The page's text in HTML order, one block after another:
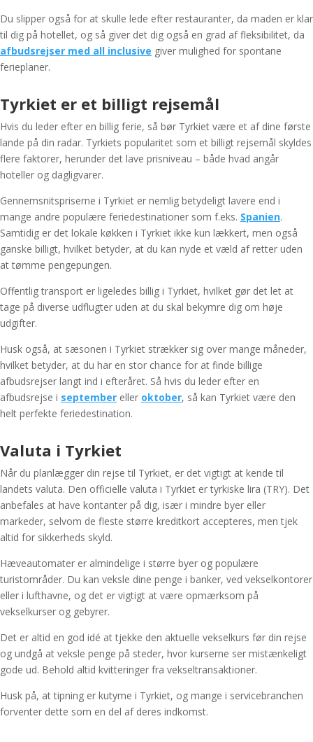
Du slipper også for at skulle lede efter restauranter, da maden er klar
til dig på hotellet, og så giver det dig også en grad af fleksibilitet, da
afbudsrejser med all inclusive giver mulighed for spontane
ferieplaner.
Tyrkiet er et billigt rejsemål
Hvis du leder efter en billig ferie, så bør Tyrkiet være et af dine første
lande på din radar. Tyrkiets popularitet som et billigt rejsemål skyldes
flere faktorer, herunder det lave prisniveau – både hvad angår
hoteller og dagligvarer.
Gennemsnitspriserne i Tyrkiet er nemlig betydeligt lavere end i
mange andre populære feriedestinationer som f.eks. Spanien.
Samtidig er det lokale køkken i Tyrkiet ikke kun lækkert, men også
ganske billigt, hvilket betyder, at du kan nyde et væld af retter uden
at tømme pengepungen.
Offentlig transport er ligeledes billig i Tyrkiet, hvilket gør det let at
tage på diverse udflugter uden at du skal bekymre dig om høje
udgifter.
Husk også, at sæsonen i Tyrkiet strækker sig over mange måneder,
hvilket betyder, at du har en stor chance for at finde billige
afbudsrejser langt ind i efteråret. Så hvis du leder efter en
afbudsrejse i september eller oktober, så kan Tyrkiet være den
helt perfekte feriedestination.
Valuta i Tyrkiet
Når du planlægger din rejse til Tyrkiet, er det vigtigt at kende til
landets valuta. Den officielle valuta i Tyrkiet er tyrkiske lira (TRY). Det
anbefales at have kontanter på dig, især i mindre byer eller
markeder, selvom de fleste større kreditkort accepteres, men tjek
altid for sikkerheds skyld.
Hæveautomater er almindelige i større byer og populære
turistområder. Du kan veksle dine penge i banker, ved vekselkontorer
eller i lufthavne, og det er vigtigt at være opmærksom på
vekselkurser og gebyrer.
Det er altid en god idé at tjekke den aktuelle vekselkurs før din rejse
og undgå at veksle penge på steder, hvor kurserne ser mistænkeligt
gode ud. Behold altid kvitteringer fra vekseltransaktioner.
Husk på, at tipning er kutyme i Tyrkiet, og mange i servicebranchen
forventer dette som en del af deres indkomst.